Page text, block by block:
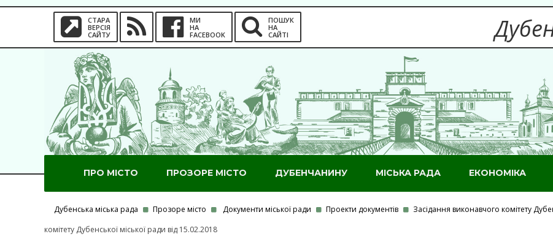
СТАРА
ВЕРСІЯ
САЙТУ
МИ
НА
FACEBOOK
ПОШУК
НА
САЙТІ
ПРО МІСТО ПРОЗОРЕ МІСТО ДУБЕНЧАНИНУ МІСЬКА РАДА ЕКОНОМІКА
Дубенська міська рада Прозоре місто Документи міської ради Проекти документів Засідання виконавчого комітету
комітету Дубенської міської ради від 15.02.2018